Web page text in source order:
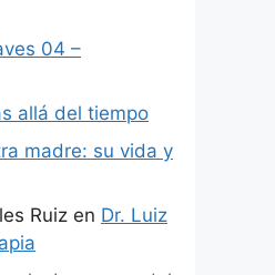
04 –
allá del tiempo
madre: su vida y
Ruiz en Dr. Luiz